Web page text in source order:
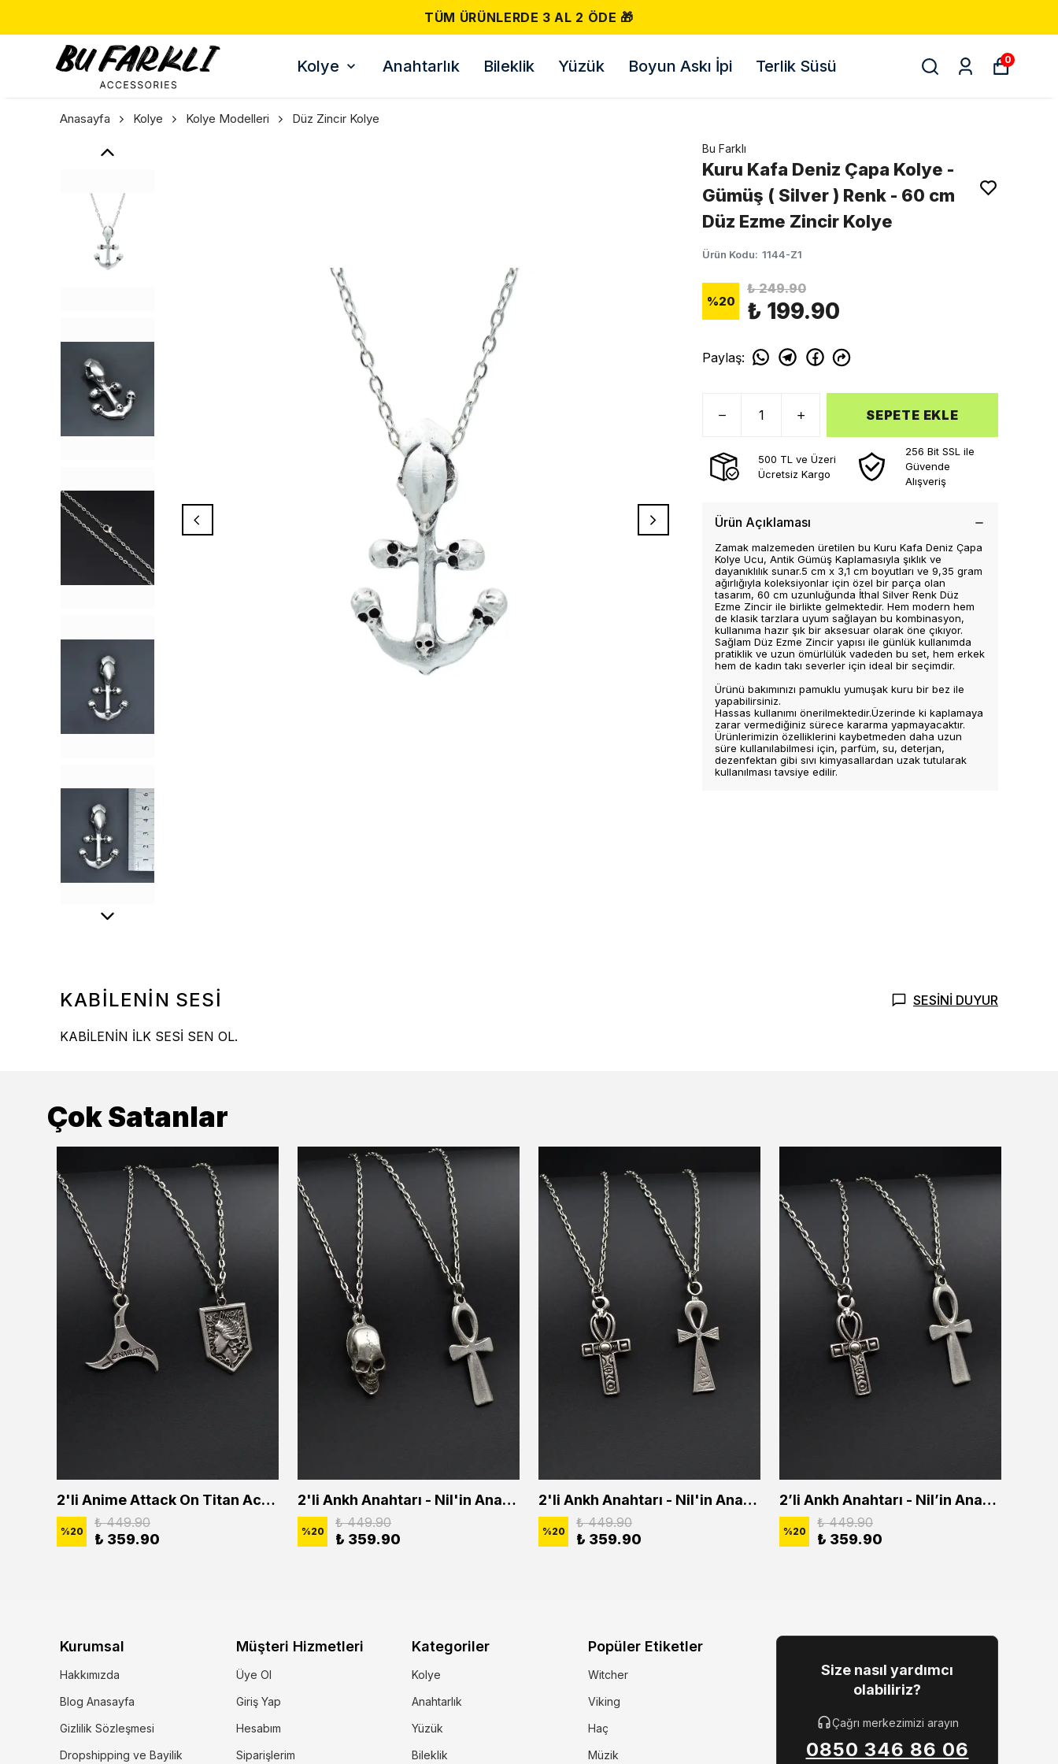
TÜM ÜRÜNLERDE 3 AL 2 ÖDE 🎁
Kolye Anahtarlık Bileklik Yüzük Boyun Askı İpi Terlik Süsü 0
Anasayfa Kolye Kolye Modelleri Düz Zincir Kolye
Bu Farklı
Kuru Kafa Deniz Çapa Kolye -
Gümüş ( Silver ) Renk - 60 cm
Düz Ezme Zincir Kolye
Ürün Kodu: 1144-Z1
%20
₺ 249.90
₺ 199.90
Paylaş:
SEPETE EKLE
500 TL ve Üzeri
Ücretsiz Kargo
256 Bit SSL ile
Güvende
Alışveriş
Ürün Açıklaması
Zamak malzemeden üretilen bu Kuru Kafa Deniz Çapa
Kolye Ucu, Antik Gümüş Kaplamasıyla şıklık ve
dayanıklılık sunar.5 cm x 3,1 cm boyutları ve 9,35 gram
ağırlığıyla koleksiyonlar için özel bir parça olan
tasarım, 60 cm uzunluğunda İthal Silver Renk Düz
Ezme Zincir ile birlikte gelmektedir. Hem modern hem
de klasik tarzlara uyum sağlayan bu kombinasyon,
kullanıma hazır şık bir aksesuar olarak öne çıkıyor.
Sağlam Düz Ezme Zincir yapısı ile günlük kullanımda
pratiklik ve uzun ömürlülük vadeden bu set, hem erkek
hem de kadın takı severler için ideal bir seçimdir.
Ürünü bakımınızı pamuklu yumuşak kuru bir bez ile
yapabilirsiniz.
Hassas kullanımı önerilmektedir.Üzerinde ki kaplamaya
zarar vermediğiniz sürece kararma yapmayacaktır.
Ürünlerimizin özelliklerini kaybetmeden daha uzun
süre kullanılabilmesi için, parfüm, su, deterjan,
dezenfektan gibi sıvı kimyasallardan uzak tutularak
kullanılması tavsiye edilir.
KABİLENİN SESİ SESİNİ DUYUR
KABİLENİN İLK SESİ SEN OL.
Çok Satanlar
2'li Anime Attack On Titan Acrylic Maria Anime Naruto Erkek Kadın Kolye Seti
%20
₺ 449.90
₺ 359.90
2'li Ankh Anahtarı - Nil'in Anahtarı - Kuru Kafa Erkek Kadın Kolye Seti
%20
₺ 449.90
₺ 359.90
2'li Ankh Anahtarı - Nil'in Anahtarı Erkek Kadın Kolye Seti
%20
₺ 449.90
₺ 359.90
2’li Ankh Anahtarı - Nil’in Anahtarı Erkek Kadın Kolye Seti
%20
₺ 449.90
₺ 359.90
Kurumsal
Hakkımızda
Blog Anasayfa
Gizlilik Sözleşmesi
Dropshipping ve Bayilik
Müşteri Hizmetleri
Üye Ol
Giriş Yap
Hesabım
Siparişlerim
Kategoriler
Kolye
Anahtarlık
Yüzük
Bileklik
Popüler Etiketler
Witcher
Viking
Haç
Müzik
Size nasıl yardımcı
olabiliriz?
Çağrı merkezimizi arayın
0850 346 86 06